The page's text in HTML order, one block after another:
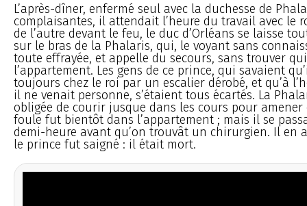
L’après-dîner, enfermé seul avec la duchesse de
complaisantes, il attendait l’heure du travail avec le
de l’autre devant le feu, le duc d’Orléans se laisse
sur le bras de la Phalaris, qui, le voyant sans
toute effrayée, et appelle du secours, sans trouver
l’appartement. Les gens de ce prince, qui savaient
toujours chez le roi par un escalier dérobé, et qu’à
il ne venait personne, s’étaient tous écartés. La
obligée de courir jusque dans les cours pour amener
foule fut bientôt dans l’appartement ; mais il se
demi-heure avant qu’on trouvât un chirurgien. Il en
le prince fut saigné : il était mort.